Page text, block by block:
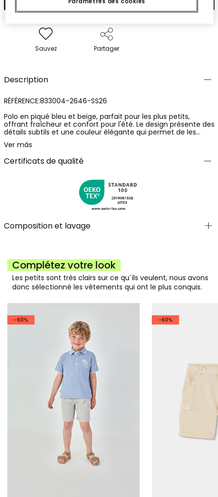
Sauvez Partager
Description
RÉFÉRENCE:833004-2646-SS26
Polo en piqué bleu et beige, parfait pour les plus petits,
offrant fraîcheur et confort pour l'été. Le design présente des
détails subtils et une couleur élégante qui permet de les
associer facilement avec d'autres vêtements. Disponibles en
tailles pour bébés et enfants de 12 mois à 10 ans. Idéal pour
un look décontracté et confortable, gardant votre enfant
frais et stylé pendant les journées les plus chaudes.
Ver más
Certificats de qualité
Composition et lavage
Complétez votre look
Les petits sont très clairs sur ce qu´ils veulent, nous avons
donc sélectionné les vêtements qui ont le plus conquis.
-60% -60%